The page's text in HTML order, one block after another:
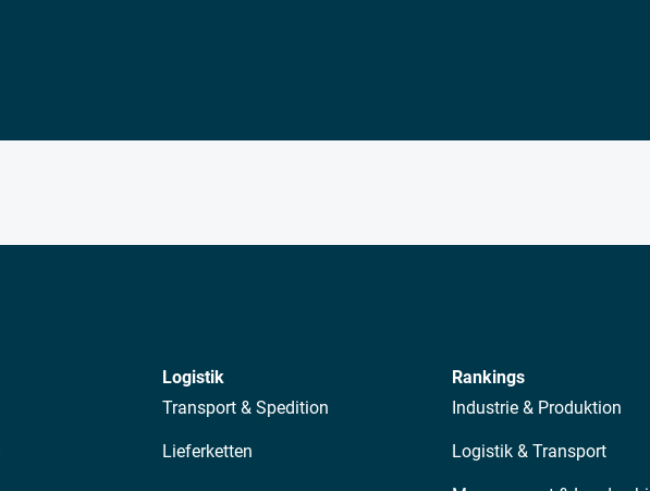
Logistik
Transport & Spedition
Lieferketten
Rankings
Industrie & Produktion
Logistik & Transport